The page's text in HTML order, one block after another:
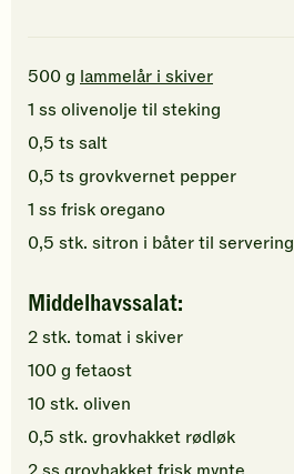
500g lammelår i skiver
1 ss olivenolje til steking
0,5 ts salt
0,5 ts grovkvernet pepper
1 ss frisk oregano
0,5 stk. sitron i båter til servering
Middelhavssalat:
2stk. tomat i skiver
100g fetaost
10stk. oliven
0,5 stk. grovhakket rødløk